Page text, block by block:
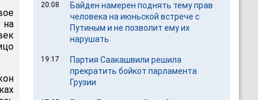
на
20:08
Байден намерен поднять тему прав
человека на июньской встрече с
Путиным и не позволит ему их
нарушать
19:17
Партия Саакашвили решила
прекратить бойкот парламента
Грузии